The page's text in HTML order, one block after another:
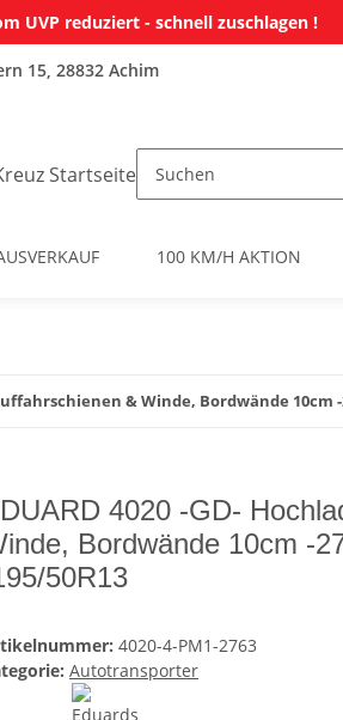
UVP reduziert - schnell zuschlagen !
15, 28832 Achim
100 KM/H AKTION
& Winde, Bordwände 10cm -
4020 -GD-
Bordwände 10cm -
50R13
4020-4-PM1-2763
Autotransporter